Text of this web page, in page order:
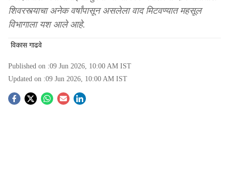
शिवरस्त्याचा अनेक वर्षांपासून असलेला वाद मिटवण्यात महसूल
विभागाला यश आले आहे.
विकास गाढवे
Published on :09 Jun 2026, 10:00 AM IST
Updated on :09 Jun 2026, 10:00 AM IST
S